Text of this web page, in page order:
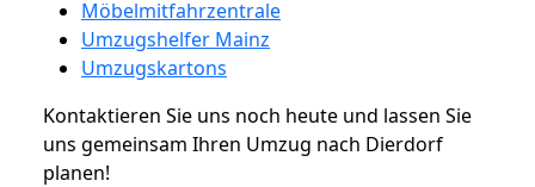
Möbelmitfahrzentrale
Umzugshelfer Mainz
Umzugskartons
Kontaktieren Sie uns noch heute und lassen Sie
uns gemeinsam Ihren Umzug nach Dierdorf
planen!